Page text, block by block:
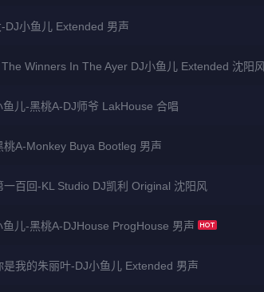
DJ小鱼儿 Extended 男声
Winners In The Ayer DJ小鱼儿 Extended 沈阳风
鱼儿-黑桃A-DJ师爷 LakHouse 合唱
桃A-Monkey Buya Bootleg 男声
一百回-KL Studio DJ凯利 Original 沈阳风
鱼儿-黑桃A-DJHouse ProgHouse 男声
是我的朱丽叶-DJ小鱼儿 Extended 男声